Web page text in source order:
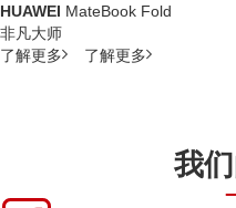
HUAWEI MateBook Fold
非凡大师
了解更多
了解更多
我